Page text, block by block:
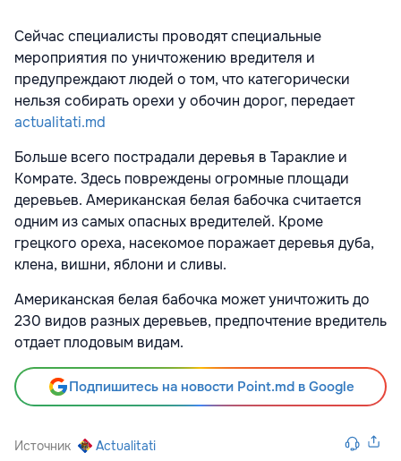
Сейчас специалисты проводят специальные
мероприятия по уничтожению вредителя и
предупреждают людей о том, что категорически
нельзя собирать орехи у обочин дорог, передает
actualitati.md
Больше всего пострадали деревья в Тараклие и
Комрате. Здесь повреждены огромные площади
деревьев. Американская белая бабочка считается
одним из самых опасных вредителей. Кроме
грецкого ореха, насекомое поражает деревья дуба,
клена, вишни, яблони и сливы.
Американская белая бабочка может уничтожить до
230 видов разных деревьев, предпочтение вредитель
отдает плодовым видам.
Подпишитесь на новости Point.md в Google
Источник Actualitati